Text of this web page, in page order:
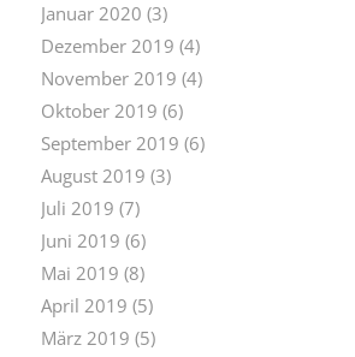
Januar 2020 (3)
Dezember 2019 (4)
November 2019 (4)
Oktober 2019 (6)
September 2019 (6)
August 2019 (3)
Juli 2019 (7)
Juni 2019 (6)
Mai 2019 (8)
April 2019 (5)
März 2019 (5)